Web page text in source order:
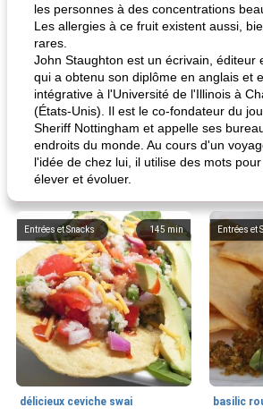
les personnes à des concentrations
Les allergies à ce fruit existent aussi,
rares.
John Staughton est un écrivain, éditeur
qui a obtenu son diplôme en anglais et
intégrative à l'Université de l'Illinois à
(États-Unis). Il est le co-fondateur du
Sheriff Nottingham et appelle ses
endroits du monde. Au cours d'un
l'idée de chez lui, il utilise des mots
élever et évoluer.
145 min
Entrées et Snacks
délicieux ceviche swai
Entrées et
basilic